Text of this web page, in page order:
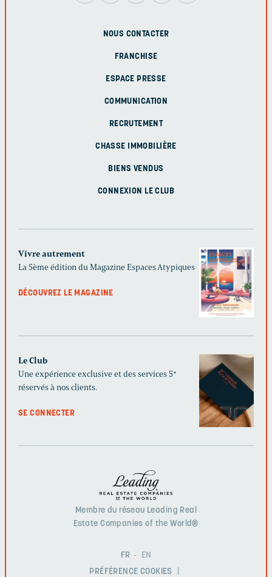
NOUS CONTACTER
FRANCHISE
ESPACE PRESSE
COMMUNICATION
RECRUTEMENT
CHASSE IMMOBILIÈRE
BIENS VENDUS
CONNEXION LE CLUB
Vivre autrement
La 5ème édition du Magazine Espaces Atypiques
DÉCOUVREZ LE MAGAZINE
Le Club
Une expérience exclusive et des services 5*
réservés à nos clients.
SE CONNECTER
Membre du réseau Leading Real
Estate Companies of the World®
FR
EN
PRÉFÉRENCE COOKIES